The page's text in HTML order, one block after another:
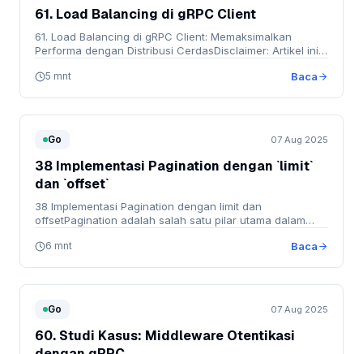
61. Load Balancing di gRPC Client
61. Load Balancing di gRPC Client: Memaksimalkan
Performa dengan Distribusi CerdasDisclaimer: Artikel ini
5 mnt Baca
Go 07 Aug 2025
38 Implementasi Pagination dengan `limit`
dan `offset`
38 Implementasi Pagination dengan limit dan
offsetPagination adalah salah satu pilar utama dalam
6 mnt Baca
Go 07 Aug 2025
60. Studi Kasus: Middleware Otentikasi